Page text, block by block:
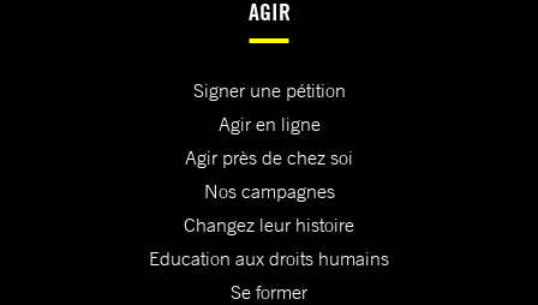
AGIR
Signer une pétition
Agir en ligne
Agir près de chez soi
Nos campagnes
Changez leur histoire
Education aux droits humains
Se former